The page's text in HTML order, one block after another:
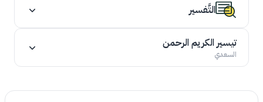
التَّفسير
تيسير الكريم الرحمن
السعدي